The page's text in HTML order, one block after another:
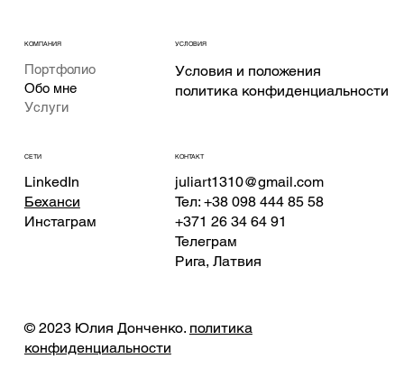
КОМПАНИЯ
Портфолио
Обо мне
Услуги
УСЛОВИЯ
Условия и положения
политика конфиденциальности
СЕТИ
LinkedIn
Беханси
Инстаграм
КОНТАКТ
juliart1310@gmail.com
Тел: +38 098 444 85 58
+371 26 34 64 91
Телеграм
Рига, Латвия
© 2023 Юлия Донченко. политика
конфиденциальности